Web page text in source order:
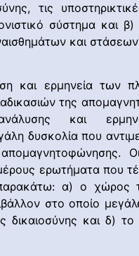
τις
σύστημα και
και
και ερμηνεία των
της
και
δυσκολία που
Οι
ερωτήματα που
α) ο χώρος
στο οποίο
δικαιοσύνης και δ)